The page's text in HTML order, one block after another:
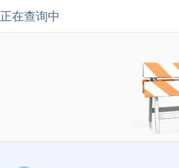
正在查询中